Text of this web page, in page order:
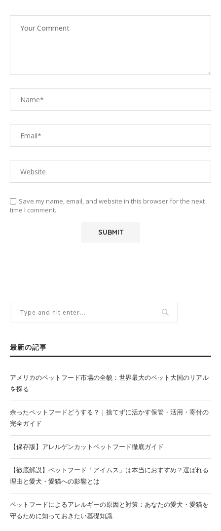
Save my name, email, and website in this browser for the next
time I comment.
最新の記事
アメリカのペットフード市場の全貌：世界最大のペット大国のリアル
を探る
余ったペットフードどうする？｜捨てずに活かす保管・活用・寄付の
完全ガイド
【保存版】アレルゲンカットペットフード徹底ガイド
【徹底解説】ペットフード「アイムス」は本当におすすめ？選ばれる
理由と愛犬・愛猫への影響とは
ペットフードによるアレルギーの原因と対策：あなたの愛犬・愛猫を
守るために知っておきたい基礎知識